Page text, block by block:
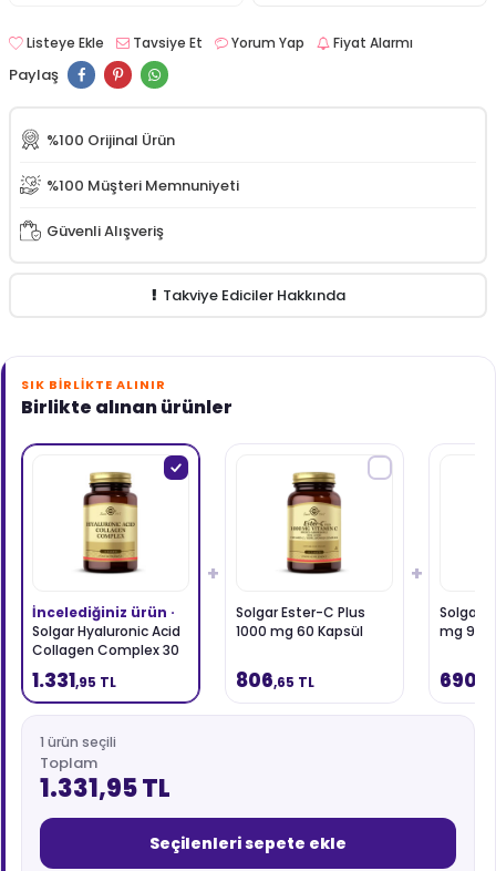
Listeye Ekle Tavsiye Et Yorum Yap Fiyat Alarmı
Paylaş
%100 Orijinal Ürün
%100 Müşteri Memnuniyeti
Güvenli Alışveriş
Takviye Ediciler Hakkında
SIK BIRLIKTE ALINIR
Birlikte alınan ürünler
İncelediğiniz ürün ·
Solgar Hyaluronic Acid
Collagen Complex 30
Tablet
1.331,95 TL
+
Solgar Ester-C Plus
1000 mg 60 Kapsül
806,65 TL
+
Solgar
mg 90
690
1 ürün seçili
Toplam
1.331,95 TL
Seçilenleri sepete ekle